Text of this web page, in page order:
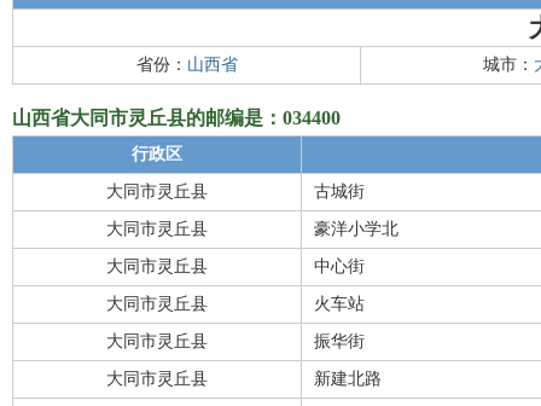
省份： 山西省 城市：
山西省大同市灵丘县的邮编是：034400
行政区
大同市灵丘县 古城街
大同市灵丘县 豪洋小学北
大同市灵丘县 中心街
大同市灵丘县 火车站
大同市灵丘县 振华街
大同市灵丘县 新建北路